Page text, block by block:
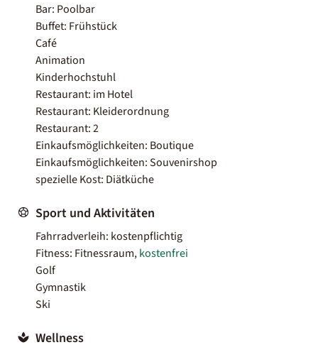
Bar: Poolbar
Buffet: Frühstück
Café
Animation
Kinderhochstuhl
Restaurant: im Hotel
Restaurant: Kleiderordnung
Restaurant: 2
Einkaufsmöglichkeiten: Boutique
Einkaufsmöglichkeiten: Souvenirshop
spezielle Kost: Diätküche
Sport und Aktivitäten
Fahrradverleih: kostenpflichtig
Fitness: Fitnessraum,kostenfrei
Golf
Gymnastik
Ski
Wellness